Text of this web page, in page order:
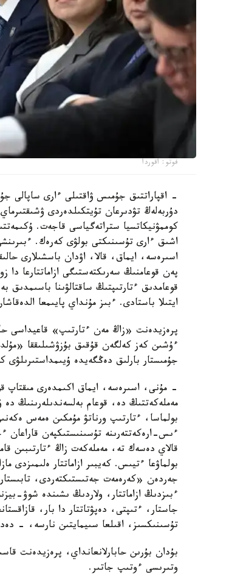
فوتو: اقوردا
- اقپاراتتىق جۇمىس ۋاقتىلى ءارى ساپالى
دۇربەلەڭ تۋدىرعان تۇيتكىلدەردى
كوممۋنيكاتسيا ستراتەگياسى قاجەت.
اشىق ءارى تۇسىنىكتى بولۋى كەرەك.
اسىرەسە، ايماق، قالا، اۋدان باسشىلارى
پەن قوعامنىڭ سەرىكتەستىگى ازاماتتارعا
قوعامدىق ءتارتىپتىڭ ساقتالۋىنا
ايتىلا باستادى. ءبىز مۇنداي پايىمعا
پرەزيدەنت «زاڭ مەن ءتارتىپ» قاعيداسى
ءۇشىن كەز كەلگەن قۇقىق بۇزۋشىلىققا
جۇمىستار بارلىق دەڭگەيدە ۇيىمداستىرىلۋى
- مۇنى، اسىرەسە، ايماق اكىمدەرى مىقتاپ
مەملەكەتتىڭ دە، قوعام بەلسەندىلەرىنىڭ
بولماسا، ءتارتىپ ورناتۋ مۇمكىن ەمەس
ءىس-ارەكەتتەرىنە تۇسىنىستىكپەن قاراعان
قالاي دەسەك تە، مەملەكەت زاڭ ءتارتىبىن
بولماۋعا ءتيىس. كەيبىر ازاماتتار
جەردەن «كەرەمەت جەتىستىكتەردى،
ءبىزدىڭ ازاماتتار، ولاردىڭ ىشىندە شوۋ-
جاستار، ءتىپتى، دەپۋتاتتار دا بار،
تۇسىنىكسىز، اقىلعا سىيمايتىن نارسە، -
بۇدان بۇرىن حابارلانعانداي، پرەزيدەنت
وتىرىسى ءوتىپ جاتىر.